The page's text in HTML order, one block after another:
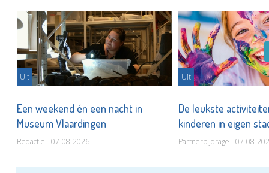
Uit
Een weekend én een nacht in
Museum Vlaardingen
Redactie - 07-08-2026
Uit
De leukste
kinderen in eigen
Partnerbijdrage - 07-08-